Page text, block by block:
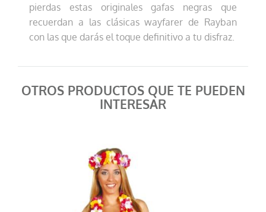
pierdas estas originales gafas negras que
recuerdan a las clásicas wayfarer de Rayban
con las que darás el toque definitivo a tu disfraz.
OTROS PRODUCTOS QUE TE PUEDEN
INTERESAR